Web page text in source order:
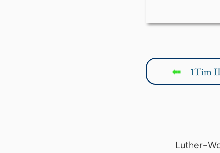
↤ 1Tim
Luther-